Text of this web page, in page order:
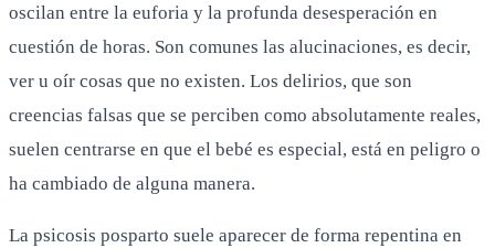
oscilan entre la euforia y la profunda desesperación en
cuestión de horas. Son comunes las alucinaciones, es decir,
ver u oír cosas que no existen. Los delirios, que son
creencias falsas que se perciben como absolutamente reales,
suelen centrarse en que el bebé es especial, está en peligro o
ha cambiado de alguna manera.
La psicosis posparto suele aparecer de forma repentina en